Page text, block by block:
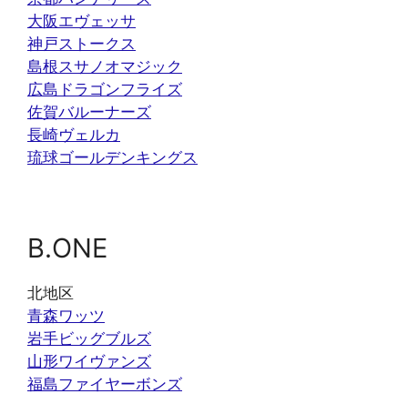
大阪エヴェッサ
神戸ストークス
島根スサノオマジック
広島ドラゴンフライズ
佐賀バルーナーズ
長崎ヴェルカ
琉球ゴールデンキングス
B.ONE
北地区
青森ワッツ
岩手ビッグブルズ
山形ワイヴァンズ
福島ファイヤーボンズ